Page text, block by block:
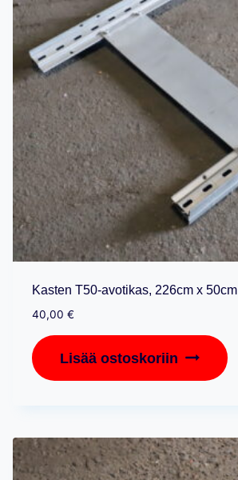
Kasten T50-avotikas, 226cm x 50cm
40,00 €
Lisää ostoskoriin